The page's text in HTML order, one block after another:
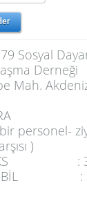
Sosyal
Derneği
Mah.
personel-
)
: 312
: